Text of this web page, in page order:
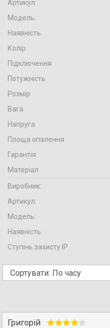
Артикул:
Модель:
Наявність:
Колір
Підключення
Потужність
Розмір
Вага
Напруга
Площа опалення
Гарантія
Матеріал
Виробник:
Артикул:
Модель:
Наявність:
Ступінь захисту IP
Григорій